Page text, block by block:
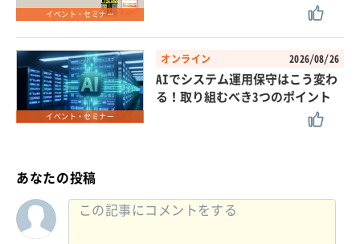
イベント・セミナー
イベント・セミナー
オンライン 2026/08/26
AIでシステム運用保守はこう変わ
る！取り組むべき3つのポイント
あなたの投稿